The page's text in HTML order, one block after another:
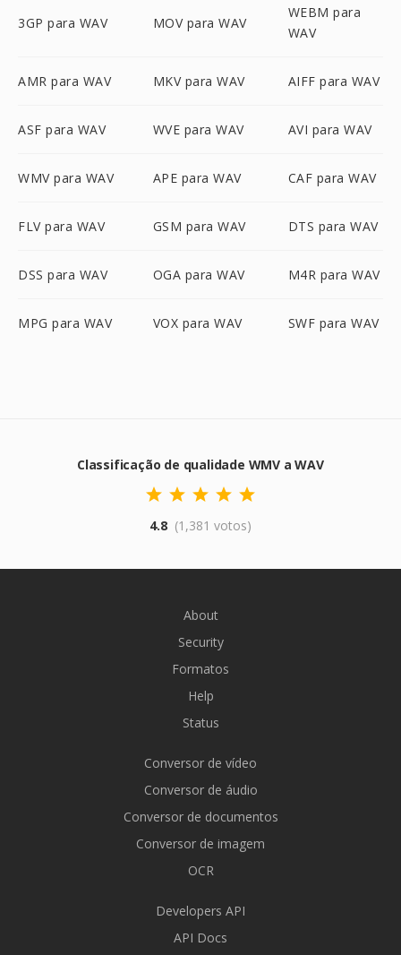
3GP para WAV MOV para WAV
WEBM para
WAV
AMR para WAV MKV para WAV AIFF para WAV
ASF para WAV WVE para WAV AVI para WAV
WMV para WAV APE para WAV CAF para WAV
FLV para WAV GSM para WAV DTS para WAV
DSS para WAV OGA para WAV M4R para WAV
MPG para WAV VOX para WAV SWF para WAV
Classificação de qualidade WMV a WAV
4.8 (1,381 votos)
About
Security
Formatos
Help
Status
Conversor de vídeo
Conversor de áudio
Conversor de documentos
Conversor de imagem
OCR
Developers API
API Docs